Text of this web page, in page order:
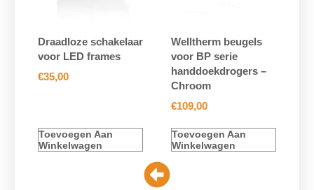
Draadloze schakelaar
voor LED frames
€35,00
Toevoegen Aan
Winkelwagen
Welltherm beugels
voor BP serie
handdoekdrogers –
Chroom
€109,00
Toevoegen Aan
Winkelwagen